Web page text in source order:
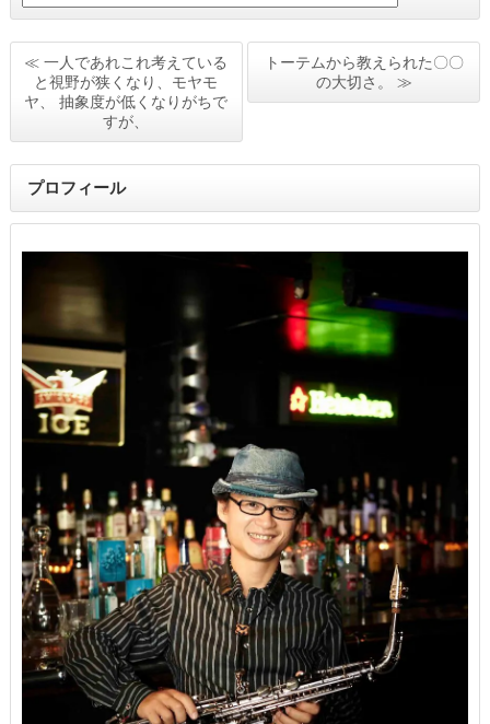
≪ 一人であれこれ考えている
と視野が狭くなり、モヤモ
ヤ、 抽象度が低くなりがちで
すが、
トーテムから教えられた〇〇
の大切さ。 ≫
プロフィール